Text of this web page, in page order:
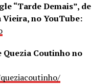
“Tarde Demais”, de
no YouTube:
Coutinho no